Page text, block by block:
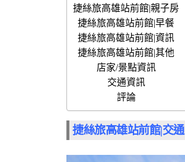
捷絲旅高雄站前館|親子房
捷絲旅高雄站前館|早餐
捷絲旅高雄站前館|資訊
捷絲旅高雄站前館|其他
店家/景點資訊
交通資訊
評論
捷絲旅高雄站前館|交通